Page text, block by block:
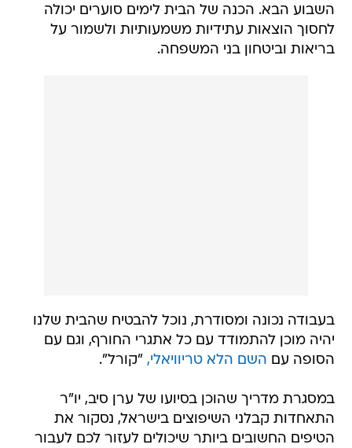
השבוע הבא. הכנה של הבית לימים סוערים יכולה
לחסוך הוצאות עתידיות משמעותיות ולשמור על
בריאות וביטחון בני המשפחה.
בעבודה נכונה ומסודרת, נוכל להבטיח שהבית שלנו
יהיה מוכן להתמודד עם כל אתגרי החורף, וגם עם
הסופה עם השם הלא טריוויאלי, "קורל".
במסגרת מדריך שהוכן בסיועו של ערן סיב, יו"ר
התאחדות קבלני השיפוצים בישראל, נסקור את
הטיפים החשובים ביותר שיכולים לעזור לכם לעבור